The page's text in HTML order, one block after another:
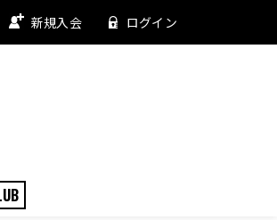
新規入会 ログイン